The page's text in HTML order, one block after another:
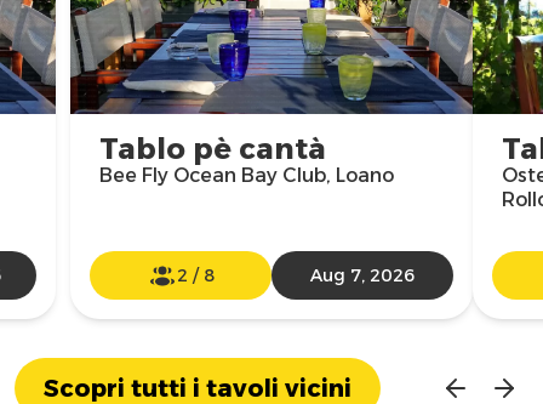
Tablo pè cantà
Bee Fly Ocean Bay Club, Loano
2 / 8 Aug 7, 2026
Scopri tutti i tavoli vicini